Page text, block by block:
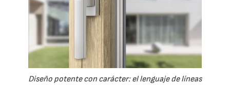
Diseño potente con carácter: el lenguaje de líneas